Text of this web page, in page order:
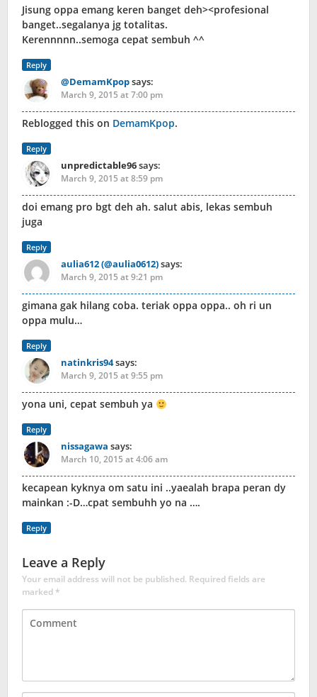
Jisung oppa emang keren banget deh><profesional
banget..segalanya jg totalitas.
Kerennnnn..semoga cepat sembuh ^^
Reply
@DemamKpopsays:
March 9, 2015 at 7:00 pm
Reblogged this on DemamKpop.
Reply
unpredictable96says:
March 9, 2015 at 8:59 pm
doi emang pro bgt deh ah. salut abis, lekas sembuh
juga
Reply
aulia612 (@aulia0612)says:
March 9, 2015 at 9:21 pm
gimana gak hilang coba. teriak oppa oppa.. oh ri un
oppa mulu…
Reply
natinkris94says:
March 9, 2015 at 9:55 pm
yona uni, cepat sembuh ya
Reply
nissagawa says:
March 10, 2015 at 4:06 am
kecapean kyknya om satu ini ..yaealah brapa peran dy
mainkan :-D…cpat sembuhh yo na ….
Reply
Leave a Reply
Your email address will not be published. Required fields are
marked*